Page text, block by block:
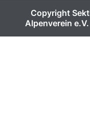
Copyright
Alpenverein